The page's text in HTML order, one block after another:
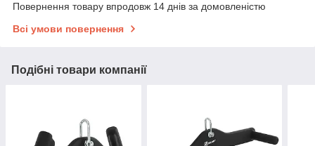
Повернення товару впродовж 14 днів за домовленістю
Всі умови повернення
Подібні товари компанії